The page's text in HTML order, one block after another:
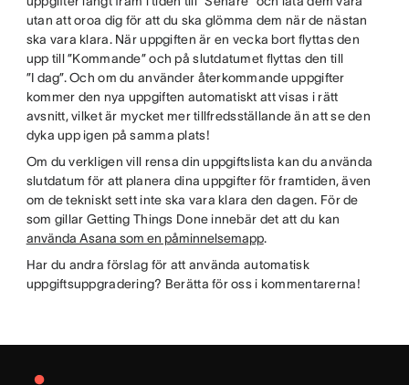
utan att oroa dig för att du ska glömma dem när de nästan
ska vara klara. När uppgiften är en vecka bort flyttas den
upp till ”Kommande” och på slutdatumet flyttas den till
”I dag”. Och om du använder återkommande uppgifter
kommer den nya uppgiften automatiskt att visas i rätt
avsnitt, vilket är mycket mer tillfredsställande än att se den
dyka upp igen på samma plats!
Om du verkligen vill rensa din uppgiftslista kan du använda
slutdatum för att planera dina uppgifter för framtiden, även
om de tekniskt sett inte ska vara klara den dagen. För de
som gillar Getting Things Done innebär det att du kan
använda Asana som en påminnelsemapp.
Har du andra förslag för att använda automatisk
uppgiftsuppgradering? Berätta för oss i kommentarerna!